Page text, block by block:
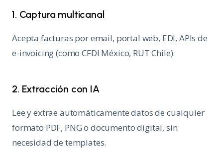
1. Captura multicanal
Acepta facturas por email, portal web, EDI, APIs de
e-invoicing (como CFDI México, RUT Chile).
2. Extracción con IA
Lee y extrae automáticamente datos de cualquier
formato PDF, PNG o documento digital, sin
necesidad de templates.